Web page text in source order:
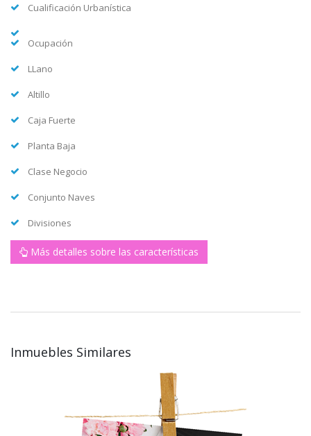
Cualificación Urbanística
Ocupación
LLano
Altillo
Caja Fuerte
Planta Baja
Clase Negocio
Conjunto Naves
Divisiones
Más detalles sobre las características
Inmuebles Similares